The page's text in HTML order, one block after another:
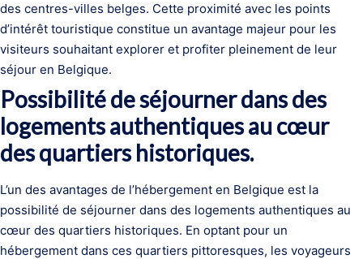
des centres-villes belges. Cette proximité avec les points
d’intérêt touristique constitue un avantage majeur pour les
visiteurs souhaitant explorer et profiter pleinement de leur
séjour en Belgique.
Possibilité de séjourner dans des
logements authentiques au cœur
des quartiers historiques.
L’un des avantages de l’hébergement en Belgique est la
possibilité de séjourner dans des logements authentiques au
cœur des quartiers historiques. En optant pour un
hébergement dans ces quartiers pittoresques, les voyageurs